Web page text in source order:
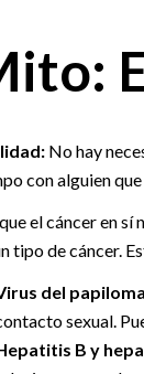
No hay
con alguien
el cáncer en sí
tipo de cáncer.
del
sexual.
B y